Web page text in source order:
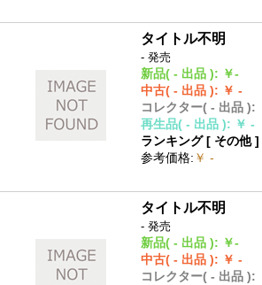
タイトル不明
- 発売
新品( - 出品 ): ￥-
中古( - 出品 ): ￥ -
コレクター( - 出品 ):
再生品( - 出品 ): ￥ -
ランキング [ その他
参考価格: ￥ -
タイトル不明
- 発売
新品( - 出品 ): ￥-
中古( - 出品 ): ￥ -
コレクター( - 出品 ):